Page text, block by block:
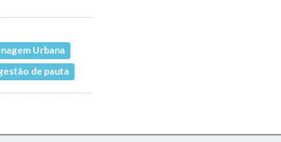
Urbana
de pauta